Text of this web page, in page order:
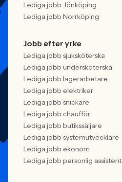
Lediga jobb Jönköping
Lediga jobb Norrköping
Jobb efter yrke
Lediga jobb sjuksköterska
Lediga jobb undersköterska
Lediga jobb lagerarbetare
Lediga jobb elektriker
Lediga jobb snickare
Lediga jobb chaufför
Lediga jobb butikssäljare
Lediga jobb systemutvecklare
Lediga jobb ekonom
Lediga jobb personlig assistent